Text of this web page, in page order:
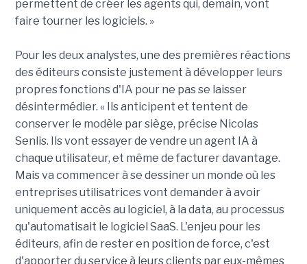
permettent de créer les agents qui, demain, vont
faire tourner les logiciels. »
Pour les deux analystes, une des premières réactions
des éditeurs consiste justement à développer leurs
propres fonctions d'IA pour ne pas se laisser
désintermédier. « Ils anticipent et tentent de
conserver le modèle par siège, précise Nicolas
Senlis. Ils vont essayer de vendre un agent IA à
chaque utilisateur, et même de facturer davantage.
Mais va commencer à se dessiner un monde où les
entreprises utilisatrices vont demander à avoir
uniquement accès au logiciel, à la data, au processus
qu'automatisait le logiciel SaaS. L'enjeu pour les
éditeurs, afin de rester en position de force, c'est
d'apporter du service à leurs clients par eux-mêmes